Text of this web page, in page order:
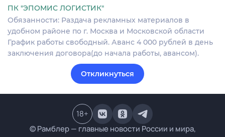
ПК "ЭПОМИС ЛОГИСТИК"
Обязанности: Раздача рекламных материалов в
удобном районе по г. Москва и Московской области
График работы свободный. Аванс 4 000 рублей в день
заключения договора(до начала работы, авансом).
Откликнуться
© Рамблер — главные новости России и мира,
18+